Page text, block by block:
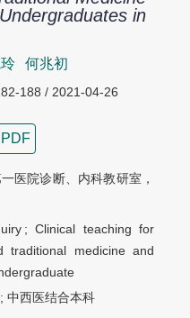
in
何兆初
188 / 2021-04-26
医院诊断、内科教研室，
;Clinical teaching for
traditional medicine and
; 中西医结合本科